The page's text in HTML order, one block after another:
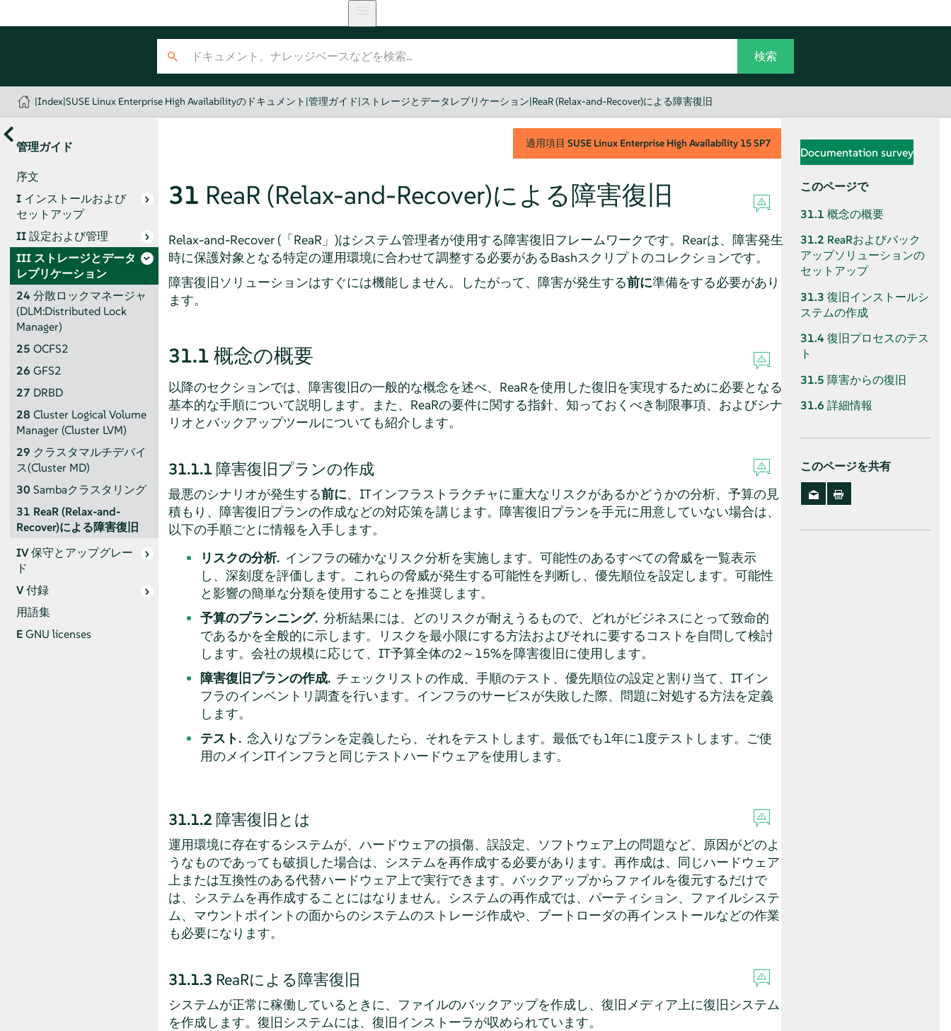
|Index|SUSE Linux Enterprise High Availabilityのドキュメント |管理ガイド|ストレージとデータレプリケーション|ReaR (Relax-and-Recover)による障害復旧
管理ガイド
序文
I インストールおよび
セットアップ
II設定および管理
III ストレージとデータ
レプリケーション
24 分散ロックマネージャ
(DLM:Distributed Lock
Manager)
25 OCFS2
26 GFS2
27 DRBD
28 Cluster Logical Volume
Manager (Cluster LVM)
29 クラスタマルチデバイ
ス(Cluster MD)
30 Sambaクラスタリング
31 ReaR (Relax-and-
Recover)による障害復旧
IV保守とアップグレー
ド
V付録
用語集
EGNU licenses
適用項目 SUSE Linux Enterprise High Availability 15 SP7
31 ReaR (Relax-and-Recover)による障害復旧
Relax-and-Recover (「ReaR 」 )はシステム管理者が使用する障害復旧フレームワークです。Rearは、障害発生
時に保護対象となる特定の運用環境に合わせて調整する必要があるBashスクリプトのコレクションです。
障害復旧ソリューションはすぐには機能しません。したがって、障害が発生する前に準備をする必要があり
ます。
31.1 概念の概要
以降のセクションでは、障害復旧の一般的な概念を述べ、ReaRを使用した復旧を実現するために必要となる
基本的な手順について説明します。また、ReaRの要件に関する指針、知っておくべき制限事項、およびシナ
リオとバックアップツールについても紹介します。
31.1.1 障害復旧プランの作成
最悪のシナリオが発生する前に、ITインフラストラクチャに重大なリスクがあるかどうかの分析、予算の見
積もり、障害復旧プランの作成などの対応策を講じます。障害復旧プランを手元に用意していない場合は、
以下の手順ごとに情報を入手します。
リスクの分析. インフラの確かなリスク分析を実施します。可能性のあるすべての脅威を一覧表示
し、深刻度を評価します。これらの脅威が発生する可能性を判断し、優先順位を設定します。可能性
と影響の簡単な分類を使用することを推奨します。
予算のプランニング. 分析結果には、どのリスクが耐えうるもので、どれがビジネスにとって致命的
であるかを全般的に示します。リスクを最小限にする方法およびそれに要するコストを自問して検討
します。会社の規模に応じて、IT予算全体の2～15%を障害復旧に使用します。
障害復旧プランの作成. チェックリストの作成、手順のテスト、優先順位の設定と割り当て、ITイン
フラのインベントリ調査を行います。インフラのサービスが失敗した際、問題に対処する方法を定義
します。
テスト. 念入りなプランを定義したら、それをテストします。最低でも1年に1度テストします。ご使
用のメインITインフラと同じテストハードウェアを使用します。
31.1.2 障害復旧とは
運用環境に存在するシステムが、ハードウェアの損傷、誤設定、ソフトウェア上の問題など、原因がどのよ
うなものであっても破損した場合は、システムを再作成する必要があります。再作成は、同じハードウェア
上または互換性のある代替ハードウェア上で実行できます。バックアップからファイルを復元するだけで
は、システムを再作成することにはなりません。システムの再作成では、パーティション、ファイルシステ
ム、マウントポイントの面からのシステムのストレージ作成や、ブートローダの再インストールなどの作業
も必要になります。
31.1.3 ReaRによる障害復旧
システムが正常に稼働しているときに、ファイルのバックアップを作成し、復旧メディア上に復旧システム
を作成します。復旧システムには、復旧インストーラが収められています。
Documentation survey
このページで
31.1 概念の概要
31.2 ReaRおよびバック
アップソリューションの
セットアップ
31.3 復旧インストールシ
ステムの作成
31.4 復旧プロセスのテス
ト
31.5 障害からの復旧
31.6 詳細情報
このページを共有